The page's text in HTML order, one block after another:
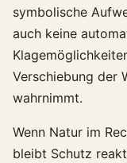
symbolische
auch keine
Verschiebung der
wahrnimmt.
Wenn Natur im
bleibt Schutz